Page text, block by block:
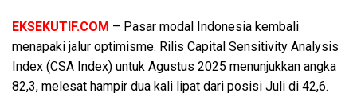
EKSEKUTIF.COM – Pasar modal Indonesia kembali
menapaki jalur optimisme. Rilis Capital Sensitivity Analysis
Index (CSA Index) untuk Agustus 2025 menunjukkan angka
82,3, melesat hampir dua kali lipat dari posisi Juli di 42,6.